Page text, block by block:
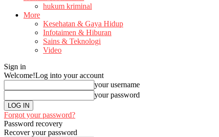
hukum kriminal
More
Kesehatan & Gaya Hidup
Infotaimen & Hiburan
Sains & Teknologi
Video
Sign in
Welcome!Log into your account
your username
your password
Forgot your password?
Password recovery
Recover your password